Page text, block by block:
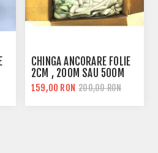
CHINGA ANCORARE FOLIE
2CM , 200M SAU 500M
159,00 RON 200,00 RON